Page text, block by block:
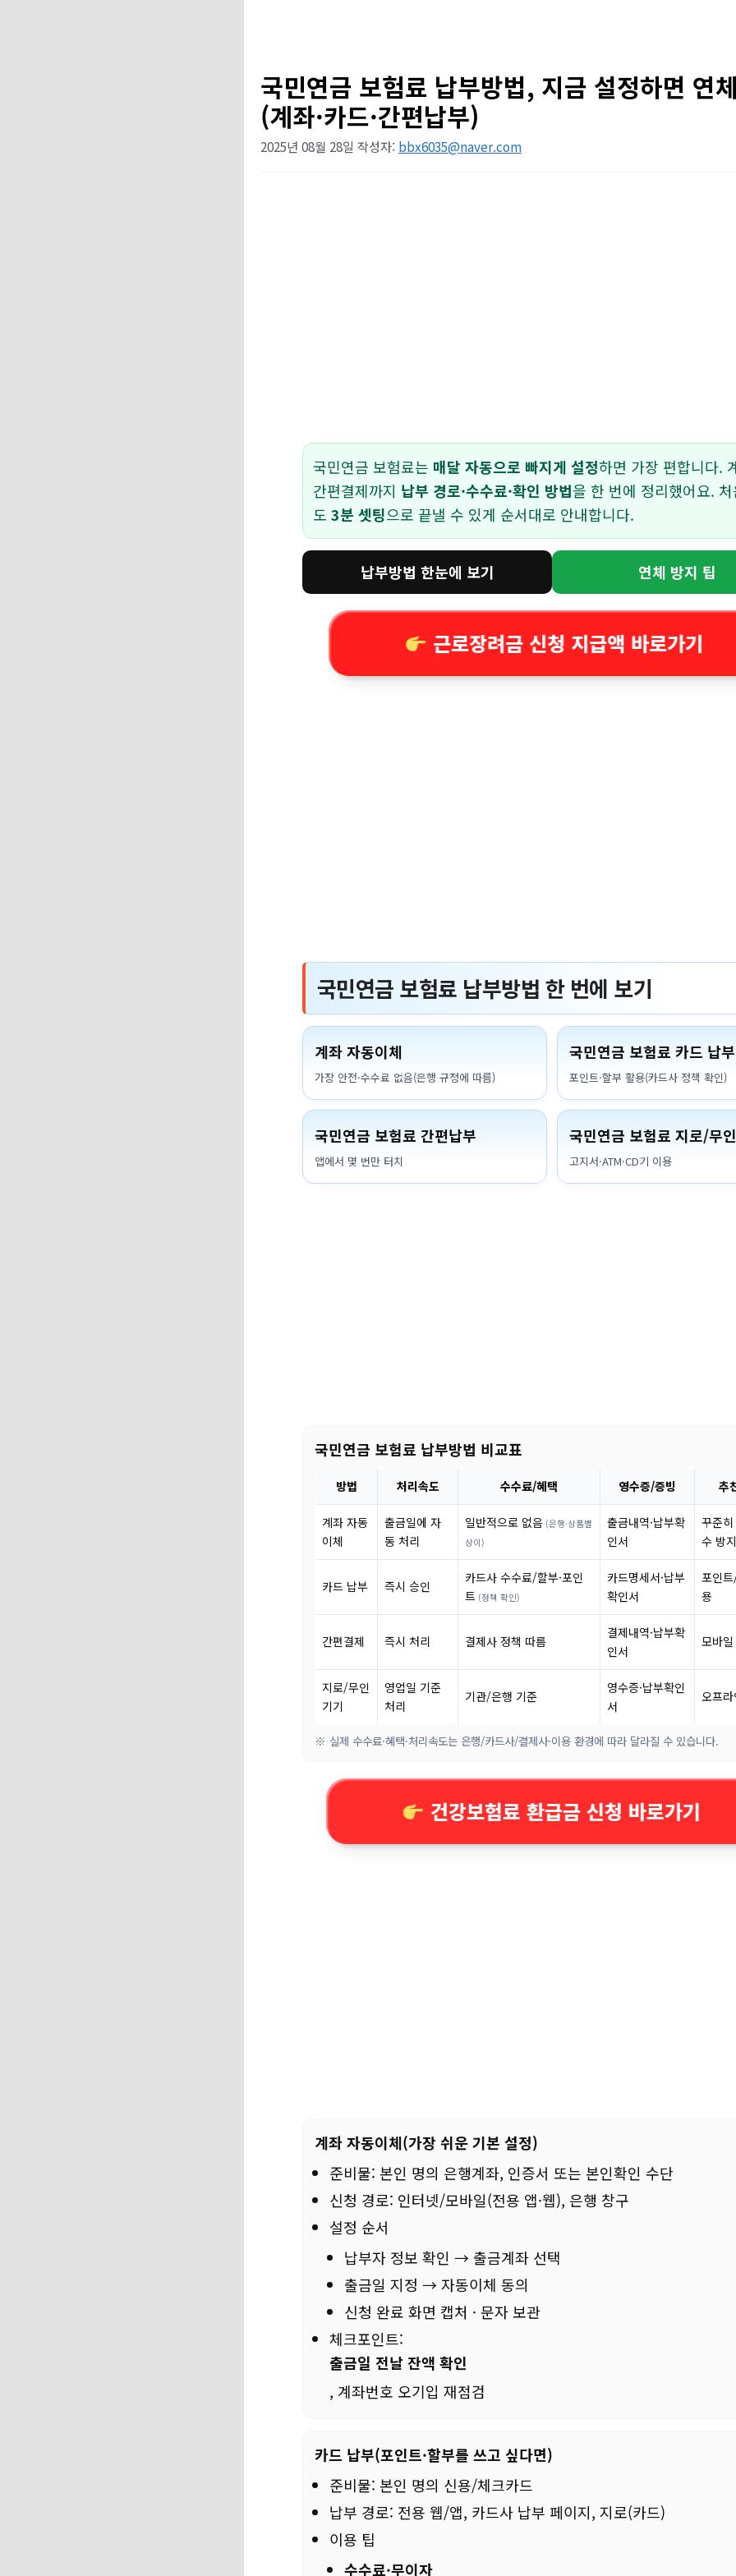
국민연금 보험료 납부방법, 지금 설정하면 연
(계좌·카드·간편납부)
2025년 08월 28일 작성자: bbx6035@naver.com
국민연금 보험료는 매달 자동으로 빠지게 설정하면 가장 편합니다.
간편결제까지 납부 경로·수수료·확인 방법을 한 번에 정리했어요.
도 3분 셋팅으로 끝낼 수 있게 순서대로 안내합니다.
납부방법 한눈에 보기 연체 방지 팁
근로장려금 신청 지급액 바로가기
국민연금 보험료 납부방법 한 번에 보기
계좌 자동이체
가장 안전·수수료 없음(은행 규정에 따름)
국민연금 보험료 카드 납부
포인트·할부 활용(카드사 정책 확인)
국민연금 보험료 간편납부
앱에서 몇 번만 터치
국민연금 보험료 지로/무
고지서·ATM·CD기 이용
국민연금 보험료 납부방법 비교표
방법 처리속도 수수료/혜택 영수증/증빙 추
계좌 자동
이체
출금일에 자
동 처리
일반적으로 없음 (은행·상품별
상이)
출금내역·납부확
인서
꾸준
수 방지
카드 납부 즉시 승인
카드사 수수료/할부·포인
트 (정책 확인)
카드명세서·납부
확인서
포인
용
간편결제 즉시 처리 결제사 정책 따름
결제내역·납부확
인서
모바
지로/무인
기기
영업일 기준
처리
기관/은행 기준
영수증·납부확인
서
오프
※ 실제 수수료·혜택·처리속도는 은행/카드사/결제사·이용 환경에 따라 달라질 수 있습니다.
건강보험료 환급금 신청 바로가기
계좌 자동이체(가장 쉬운 기본 설정)
준비물: 본인 명의 은행계좌, 인증서 또는 본인확인 수단
신청 경로: 인터넷/모바일(전용 앱·웹), 은행 창구
설정 순서
납부자 정보 확인 → 출금계좌 선택
출금일 지정 → 자동이체 동의
신청 완료 화면 캡처 · 문자 보관
체크포인트:
출금일 전날 잔액 확인
, 계좌번호 오기입 재점검
카드 납부(포인트·할부를 쓰고 싶다면)
준비물: 본인 명의 신용/체크카드
납부 경로: 전용 웹/앱, 카드사 납부 페이지, 지로(카드)
이용 팁
수수료·무이자